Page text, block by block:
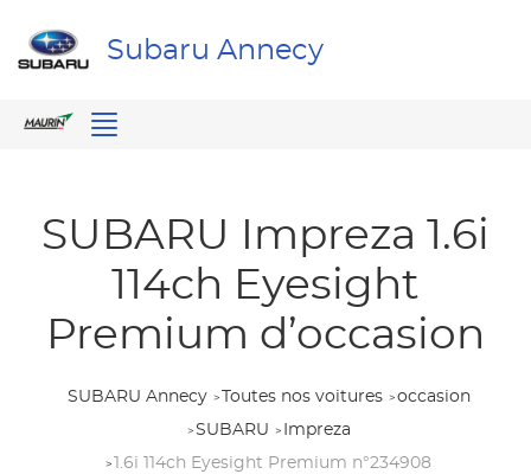
Subaru Annecy
Menu
SUBARU Impreza 1.6i
114ch Eyesight
Premium d’occasion
SUBARU Annecy Toutes nos voitures
occasion
SUBARU
Impreza
1.6i 114ch Eyesight Premium n°234908